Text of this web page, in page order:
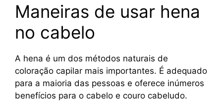
Maneiras de usar hena
no cabelo
A hena é um dos métodos naturais de
coloração capilar mais importantes. É adequado
para a maioria das pessoas e oferece inúmeros
benefícios para o cabelo e couro cabeludo.